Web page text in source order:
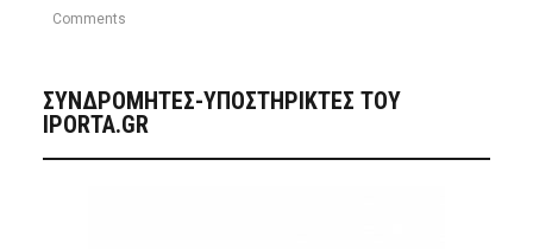
Comments
ΣΥΝΔΡΟΜΗΤΈΣ-ΥΠΟΣΤΗΡΙΚΤΈΣ ΤΟΥ
IPORTA.GR